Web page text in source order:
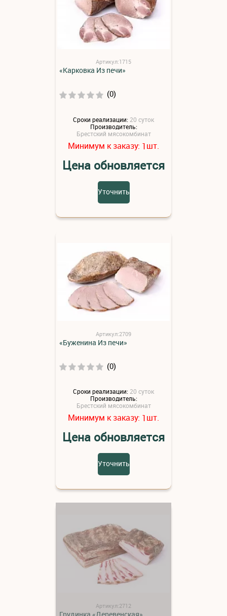
Артикул:1715
«Карковка Из печи»
(0)
Сроки реализации: 20 суток
Производитель:
Брестский мясокомбинат
Минимум к заказу: 1шт.
Цена обновляется
Уточнить
Артикул:2709
«Буженина Из печи»
(0)
Сроки реализации:20 суток
Производитель:
Брестский мясокомбинат
Минимум к заказу: 1шт.
Цена обновляется
Уточнить
Артикул:2712